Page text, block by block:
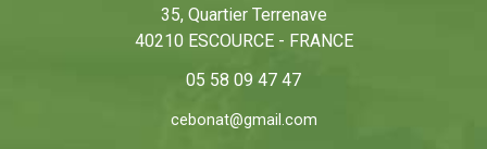
35, Quartier Terrenave
40210 ESCOURCE - FRANCE
05 58 09 47 47
cebonat@gmail.com